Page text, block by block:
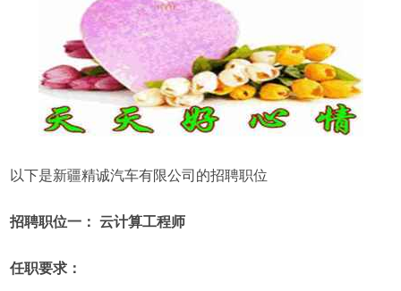
以下是新疆精诚汽车有限公司的招聘职位
招聘职位一： 云计算工程师
任职要求：